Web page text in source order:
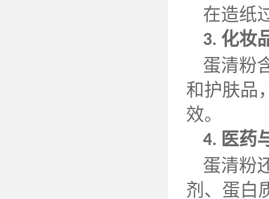
在造纸
3. 化妆
蛋清粉
和护肤品
效。
4. 医药
蛋清粉
剂、蛋白